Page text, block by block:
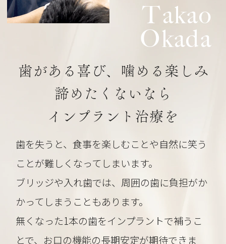
Takao
Okada
歯がある喜び、噛める楽しみ
諦めたくないなら
インプラント治療を
歯を失うと、食事を楽しむことや自然に笑う
ことが難しくなってしまいます。
ブリッジや入れ歯では、周囲の歯に負担がか
かってしまうこともあります。
無くなった1本の歯をインプラントで補うこ
とで、お口の機能の長期安定が期待できま